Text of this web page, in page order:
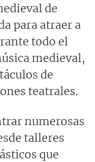
de
para atraer a
todo el
medieval,
de
teatrales.
numerosas
talleres
que